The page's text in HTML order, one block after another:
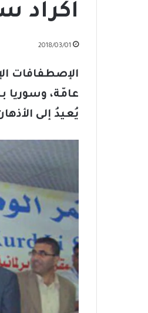
أكراد
2018/03/01
الإصطفافات
عامّة،
يُعيدُ إلى